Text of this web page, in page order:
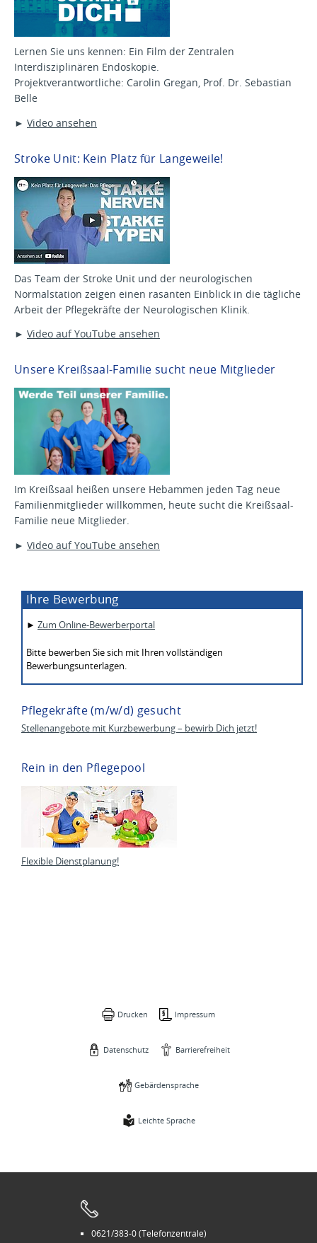
Lernen Sie uns kennen: Ein Film der Zentralen
Interdisziplinären Endoskopie.
Projektverantwortliche: Carolin Gregan, Prof. Dr. Sebastian
Belle
► Video ansehen
Stroke Unit: Kein Platz für Langeweile!
Das Team der Stroke Unit und der neurologischen
Normalstation zeigen einen rasanten Einblick in die tägliche
Arbeit der Pflegekräfte der Neurologischen Klinik.
► Video auf YouTube ansehen
Unsere Kreißsaal-Familie sucht neue Mitglieder
Im Kreißsaal heißen unsere Hebammen jeden Tag neue
Familienmitglieder willkommen, heute sucht die Kreißsaal-
Familie neue Mitglieder.
► Video auf YouTube ansehen
Ihre Bewerbung
► Zum Online-Bewerberportal
Bitte bewerben Sie sich mit Ihren vollständigen
Bewerbungsunterlagen.
Pflegekräfte (m/w/d) gesucht
Stellenangebote mit Kurzbewerbung – bewirb Dich jetzt!
Rein in den Pflegepool
Flexible Dienstplanung!
Drucken Impressum
Datenschutz Barrierefreiheit
Gebärdensprache
Leichte Sprache
0621/383-0 (Telefonzentrale)